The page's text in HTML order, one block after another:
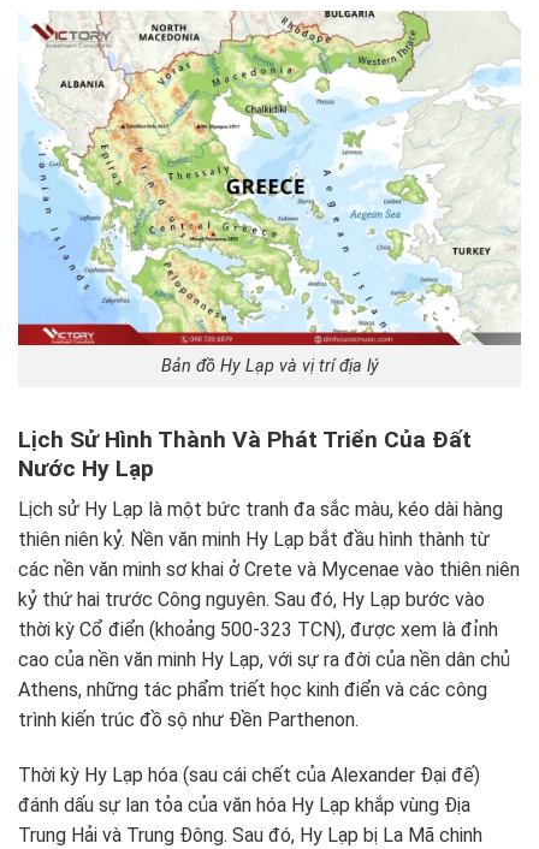
Bản đồ Hy Lạp và vị trí địa lý
Lịch Sử Hình Thành Và Phát Triển Của Đất
Nước Hy Lạp
Lịch sử Hy Lạp là một bức tranh đa sắc màu, kéo dài hàng
thiên niên kỷ. Nền văn minh Hy Lạp bắt đầu hình thành từ
các nền văn minh sơ khai ở Crete và Mycenae vào thiên niên
kỷ thứ hai trước Công nguyên. Sau đó, Hy Lạp bước vào
thời kỳ Cổ điển (khoảng 500-323 TCN), được xem là đỉnh
cao của nền văn minh Hy Lạp, với sự ra đời của nền dân chủ
Athens, những tác phẩm triết học kinh điển và các công
trình kiến trúc đồ sộ như Đền Parthenon.
Thời kỳ Hy Lạp hóa (sau cái chết của Alexander Đại đế)
đánh dấu sự lan tỏa của văn hóa Hy Lạp khắp vùng Địa
Trung Hải và Trung Đông. Sau đó, Hy Lạp bị La Mã chinh